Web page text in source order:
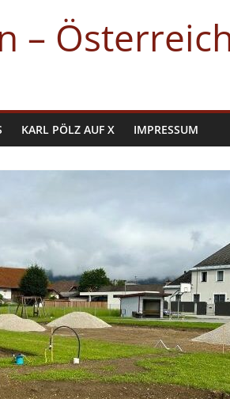
–
KARL PÖLZ AUF X IMPRESSUM